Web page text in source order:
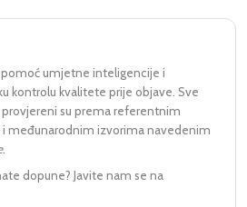
pomoć umjetne inteligencije i
kontrolu kvalitete prije objave. Sve
su prema referentnim
međunarodnim izvorima navedenim
.
dopune? Javite nam se na